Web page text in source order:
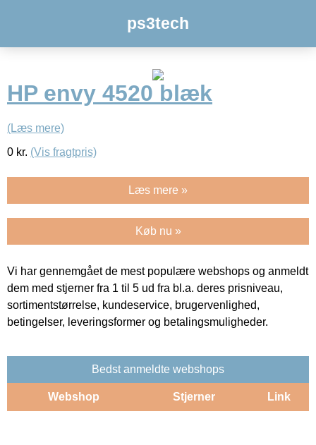
ps3tech
HP envy 4520 blæk
(Læs mere)
0 kr. (Vis fragtpris)
Læs mere »
Køb nu »
Vi har gennemgået de mest populære webshops og anmeldt
dem med stjerner fra 1 til 5 ud fra bl.a. deres prisniveau,
sortimentstørrelse, kundeservice, brugervenlighed,
betingelser, leveringsformer og betalingsmuligheder.
Bedst anmeldte webshops
Webshop Stjerner Link